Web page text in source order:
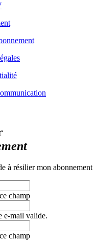
à résilier mon abonnement
champ
e-mail valide.
champ